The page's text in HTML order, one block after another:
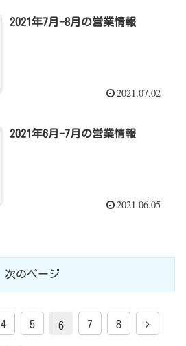
2021年7月-8月の営業情報
2021.07.02
2021年6月-7月の営業情報
2021.06.05
次のページ
4 5 6 7 8 次